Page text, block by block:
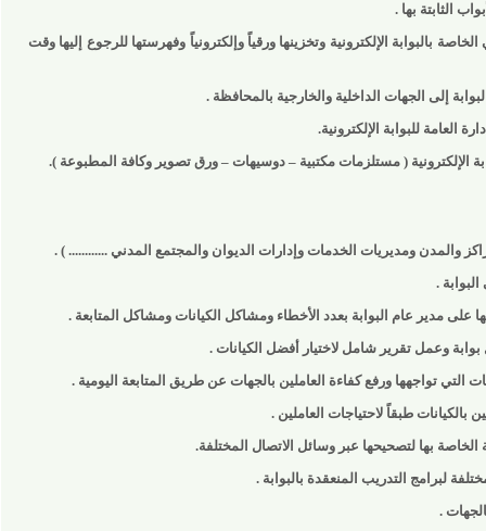
بها .
الإلكترونية وتخزينها ورقياً وإلكترونياً وفهرستها للرجوع إليها وقت
الجهات الداخلية والخارجية بالمحافظة .
للبوابة الإلكترونية.
الإلكترونية ( مستلزمات مكتبية – دوسيهات – ورق تصوير وكافة المطبوعة ).
والمدن ومديريات الخدمات وإدارات الديوان والمجتمع المدني ............ ) .
.
عام البوابة بعدد الأخطاء ومشاكل الكيانات ومشاكل المتابعة .
وعمل تقرير شامل لاختيار أفضل الكيانات .
ورفع كفاءة العاملين بالجهات عن طريق المتابعة اليومية .
طبقاً لاحتياجات العاملين .
بها لتصحيحها عبر وسائل الاتصال المختلفة.
لبرامج التدريب المنعقدة بالبوابة .
.